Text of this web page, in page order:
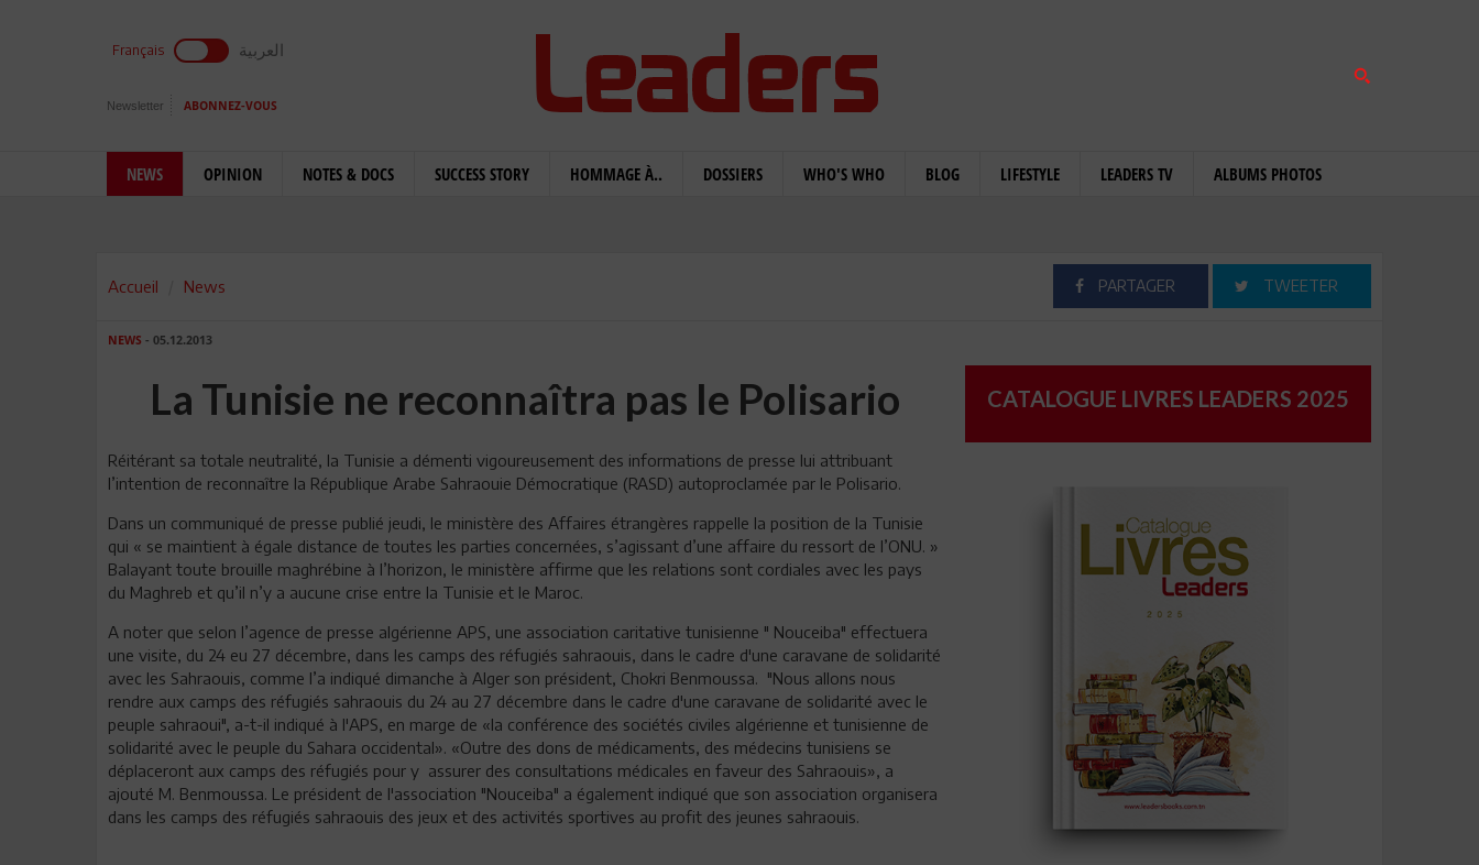
Français العربية
Newsletter ABONNEZ-VOUS
NEWS OPINION NOTES & DOCS SUCCESS STORY HOMMAGE À.. DOSSIERS WHO'S WHO BLOG LIFESTYLE LEADERS TV ALBUMS PHOTOS
Accueil News PARTAGER TWEETER
NEWS - 05.12.2013
La Tunisie ne reconnaîtra pas le Polisario
Réitérant sa totale neutralité, la Tunisie a démenti vigoureusement des informations de presse lui attribuant
l’intention de reconnaître la République Arabe Sahraouie Démocratique (RASD) autoproclamée par le Polisario.
Dans un communiqué de presse publié jeudi, le ministère des Affaires étrangères rappelle la position de la Tunisie
qui « se maintient à égale distance de toutes les parties concernées, s’agissant d’une affaire du ressort de l’ONU. »
Balayant toute brouille maghrébine à l’horizon, le ministère affirme que les relations sont cordiales avec les pays
du Maghreb et qu’il n’y a aucune crise entre la Tunisie et le Maroc.
A noter que selon l’agence de presse algérienne APS, une association caritative tunisienne " Nouceiba" effectuera
une visite, du 24 eu 27 décembre, dans les camps des réfugiés sahraouis, dans le cadre d'une caravane de solidarité
avec les Sahraouis, comme l’a indiqué dimanche à Alger son président, Chokri Benmoussa. "Nous allons nous
rendre aux camps des réfugiés sahraouis du 24 au 27 décembre dans le cadre d'une caravane de solidarité avec le
peuple sahraoui", a-t-il indiqué à l'APS, en marge de «la conférence des sociétés civiles algérienne et tunisienne de
solidarité avec le peuple du Sahara occidental». «Outre des dons de médicaments, des médecins tunisiens se
déplaceront aux camps des réfugiés pour y assurer des consultations médicales en faveur des Sahraouis», a
ajouté M. Benmoussa. Le président de l'association "Nouceiba" a également indiqué que son association organisera
dans les camps des réfugiés sahraouis des jeux et des activités sportives au profit des jeunes sahraouis.
CATALOGUE LIVRES LEADERS 2025